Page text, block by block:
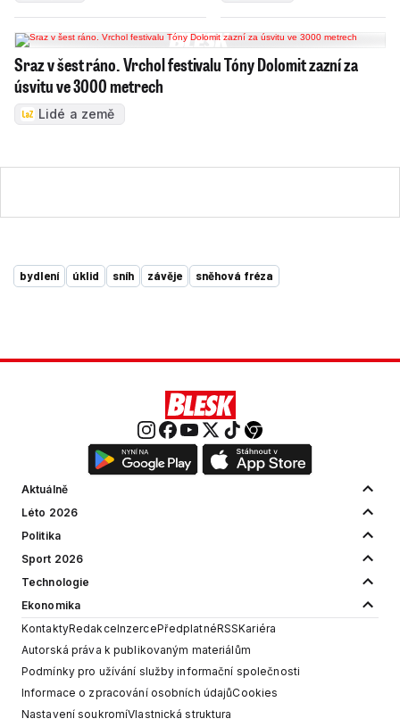
Sraz v šest ráno. Vrchol festivalu Tóny Dolomit zazní za
úsvitu ve 3000 metrech
Lidé a země
bydlení úklid sníh závěje sněhová fréza
Aktuálně
Léto 2026
Politika
Sport 2026
Technologie
Ekonomika
KontaktyRedakceInzercePředplatnéRSSKariéra
Autorská práva k publikovaným materiálům
Podmínky pro užívání služby informační společnosti
Informace o zpracování osobních údajůCookies
Nastavení soukromíVlastnická struktura